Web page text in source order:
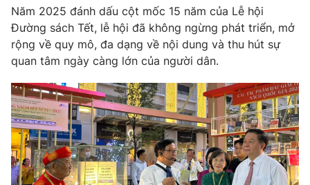
Giải sao mai
Sao
Làm đẹp
Chất lượng cuộc sống
Giáo dục
Tuyển sinh
Học trực tuyến
Công nghệ
Sản phẩm
Thị trường
Tư vấn
Giao lưu trực tuyến
Lịch phát sóng
Chuyên mục khác
Năm 2025 đánh dấu cột mốc 15 năm của Lễ hội
Đường sách Tết, lễ hội đã không ngừng phát triển, mở
rộng về quy mô, đa dạng về nội dung và thu hút sự
quan tâm ngày càng lớn của người dân.